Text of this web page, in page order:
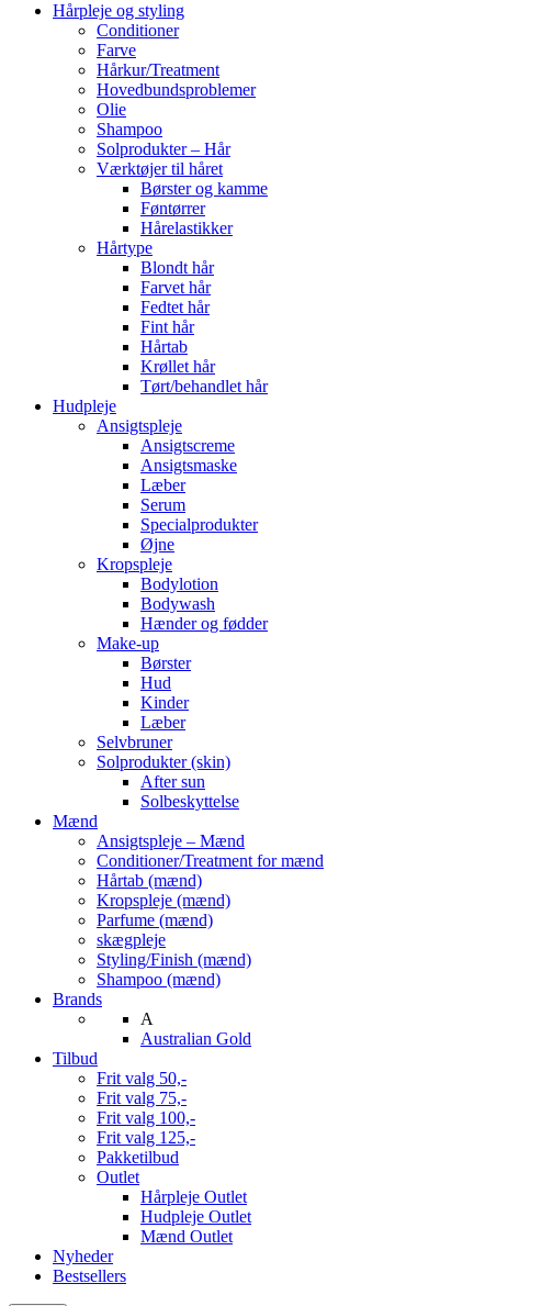
Hårpleje og styling
Conditioner
Farve
Hårkur/Treatment
Hovedbundsproblemer
Olie
Shampoo
Solprodukter – Hår
Værktøjer til håret
Børster og kamme
Føntørrer
Hårelastikker
Hårtype
Blondt hår
Farvet hår
Fedtet hår
Fint hår
Hårtab
Krøllet hår
Tørt/behandlet hår
Hudpleje
Ansigtspleje
Ansigtscreme
Ansigtsmaske
Læber
Serum
Specialprodukter
Øjne
Kropspleje
Bodylotion
Bodywash
Hænder og fødder
Make-up
Børster
Hud
Kinder
Læber
Selvbruner
Solprodukter (skin)
After sun
Solbeskyttelse
Mænd
Ansigtspleje – Mænd
Conditioner/Treatment for mænd
Hårtab (mænd)
Kropspleje (mænd)
Parfume (mænd)
skægpleje
Styling/Finish (mænd)
Shampoo (mænd)
Brands
A
Australian Gold
Tilbud
Frit valg 50,-
Frit valg 75,-
Frit valg 100,-
Frit valg 125,-
Pakketilbud
Outlet
Hårpleje Outlet
Hudpleje Outlet
Mænd Outlet
Nyheder
Bestsellers